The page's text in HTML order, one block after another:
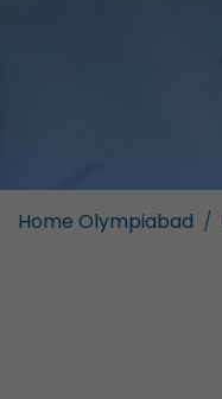
Home Olympiabad